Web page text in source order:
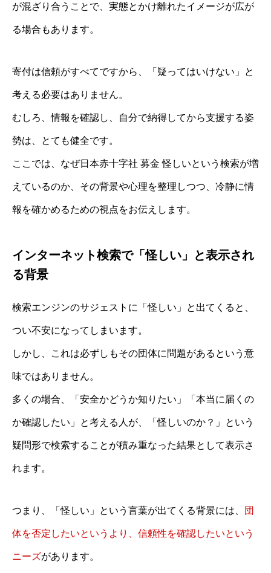
が混ざり合うことで、実態とかけ離れたイメージが広が
る場合もあります。
寄付は信頼がすべてですから、「疑ってはいけない」と
考える必要はありません。
むしろ、情報を確認し、自分で納得してから支援する姿
勢は、とても健全です。
ここでは、なぜ日本赤十字社 募金 怪しいという検索が増
えているのか、その背景や心理を整理しつつ、冷静に情
報を確かめるための視点をお伝えします。
インターネット検索で「怪しい」と表示され
る背景
検索エンジンのサジェストに「怪しい」と出てくると、
つい不安になってしまいます。
しかし、これは必ずしもその団体に問題があるという意
味ではありません。
多くの場合、「安全かどうか知りたい」「本当に届くの
か確認したい」と考える人が、「怪しいのか？」という
疑問形で検索することが積み重なった結果として表示さ
れます。
つまり、「怪しい」という言葉が出てくる背景には、 団
体を否定したいというより、信頼性を確認したいという
ニーズがあります。